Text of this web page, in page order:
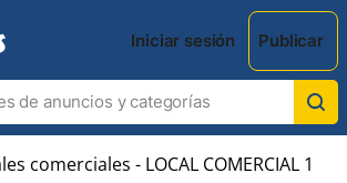
Iniciar sesión Publicar